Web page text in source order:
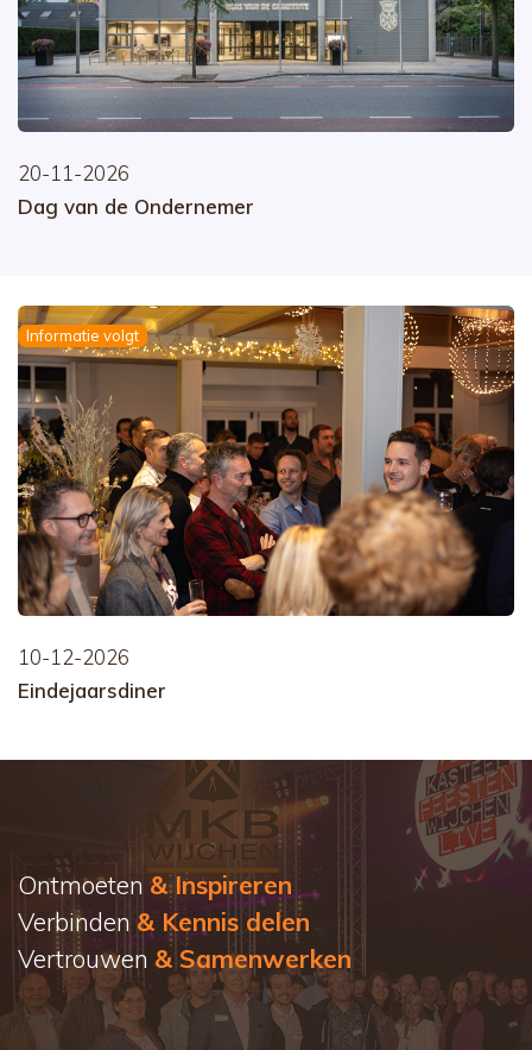
20-11-2026
Dag van de Ondernemer
Informatie volgt
10-12-2026
Eindejaarsdiner
Ontmoeten & Inspireren
Verbinden & Kennis delen
Vertrouwen & Samenwerken